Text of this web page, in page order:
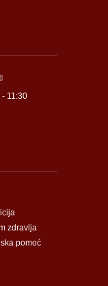
11:30
zdravlja
pomoć